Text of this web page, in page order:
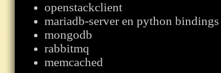
openstackclient
mariadb-server en python bindings
mongodb
rabbitmq
memcached